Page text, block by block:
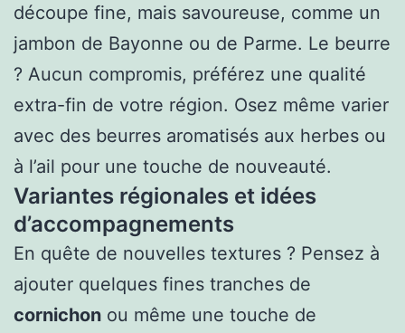
découpe fine, mais savoureuse, comme un
jambon de Bayonne ou de Parme. Le beurre
? Aucun compromis, préférez une qualité
extra-fin de votre région. Osez même varier
avec des beurres aromatisés aux herbes ou
à l’ail pour une touche de nouveauté.
Variantes régionales et idées
d’accompagnements
En quête de nouvelles textures ? Pensez à
ajouter quelques fines tranches de
cornichon ou même une touche de